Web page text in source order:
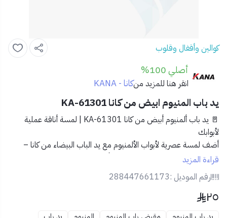
كوالين وأقفال وقلوب
أصلي 100%
انقر هنا للمزيد منكانا - KANA
يد باب المنيوم ابيض من كانا KA-61301
🚪 يد باب ألمنيوم أبيض من كانا KA-61301 | لمسة أناقة عملية
لأبوابك
أضف لمسة عصرية لأبواب الألمنيوم مع يد الباب البيضاء من كانا –
موديل KA-61301
وسهولة الاستخدام، لتجربة يومية مريحة ومظهر أنيق يدوم طويلاً.
✅ المميزات:
قراءة المزيد
رقم الموديل :288447661173
٢٥